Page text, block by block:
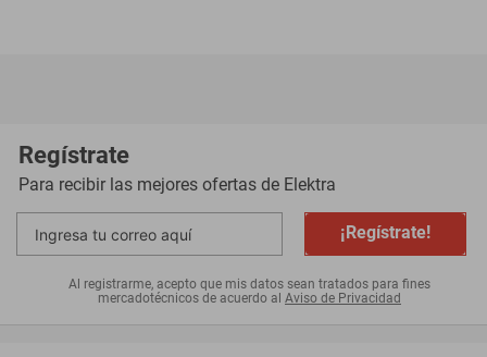
Regístrate
Para recibir las mejores ofertas de Elektra
¡Regístrate!
Al registrarme, acepto que mis datos sean tratados para fines
mercadotécnicos de acuerdo al Aviso de Privacidad